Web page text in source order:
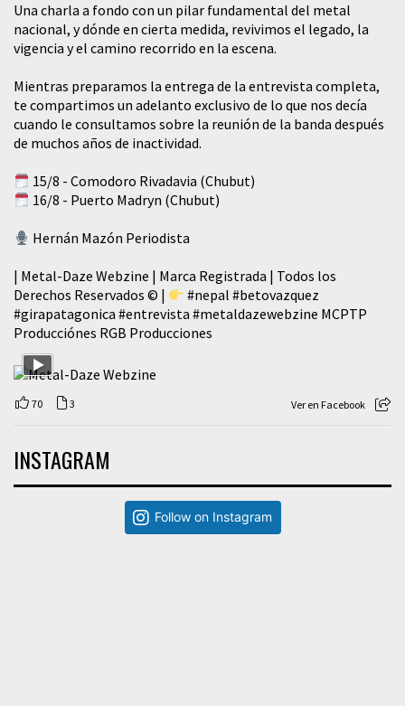
​Una charla a fondo con un pilar fundamental del metal
nacional, y dónde en cierta medida, revivimos el legado, la
vigencia y el camino recorrido en la escena.
Mientras preparamos la entrega de la entrevista completa,
te compartimos un adelanto exclusivo de lo que nos decía
cuando le consultamos sobre la reunión de la banda después
de muchos años de inactividad.
15/8 - Comodoro Rivadavia (Chubut)
16/8 - Puerto Madryn (Chubut)
Hernán Mazón Periodista
| Metal-Daze Webzine | Marca Registrada | Todos los
Derechos Reservados © |
#nepal #betovazquez
#girapatagonica #entrevista #metaldazewebzine MCPTP
Producciónes RGB Producciones
70 3 Ver en Facebook
INSTAGRAM
Follow on Instagram